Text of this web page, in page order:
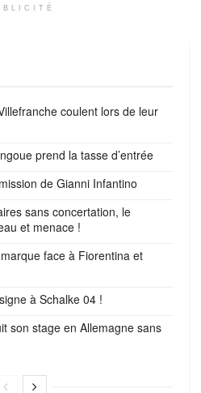
coulent lors de leur
prend la tasse d’entrée
de Gianni Infantino
sans concertation, le
et menace !
face à Fiorentina et
à Schalke 04 !
son stage en Allemagne sans